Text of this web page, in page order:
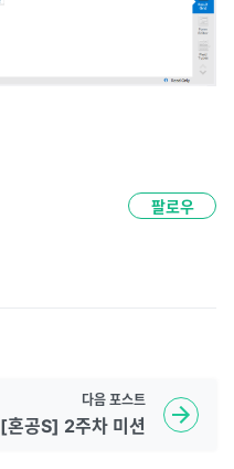
팔로우
다음 포스트
[혼공S] 2주차 미션